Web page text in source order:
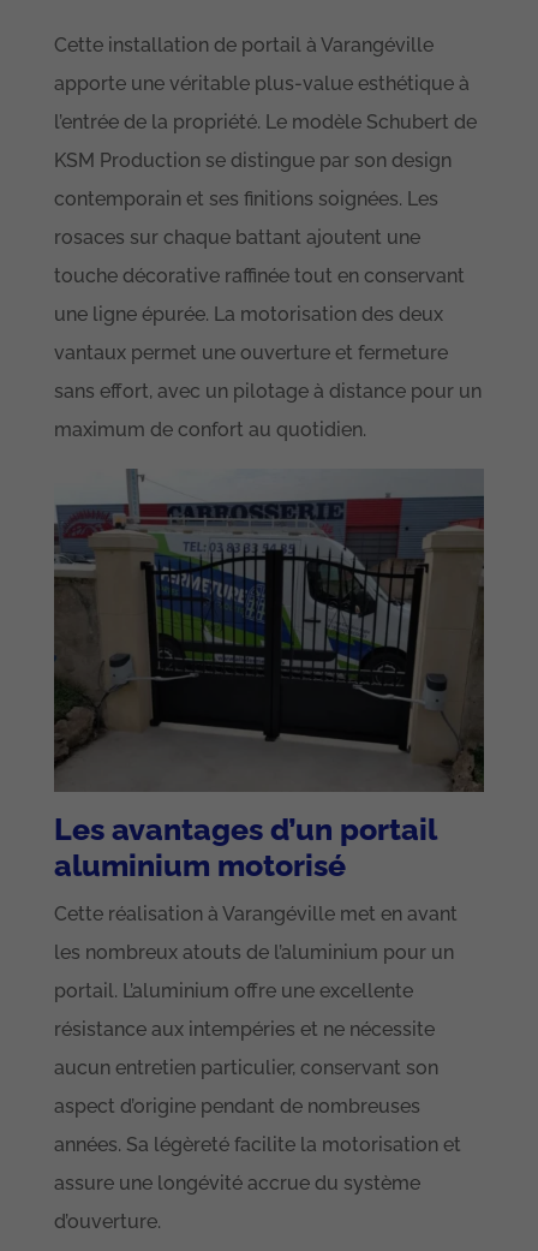
Cette installation de portail à Varangéville
apporte une véritable plus-value esthétique à
l’entrée de la propriété. Le modèle Schubert de
KSM Production se distingue par son design
contemporain et ses finitions soignées. Les
rosaces sur chaque battant ajoutent une
touche décorative raffinée tout en conservant
une ligne épurée. La motorisation des deux
vantaux permet une ouverture et fermeture
sans effort, avec un pilotage à distance pour un
maximum de confort au quotidien.
Les avantages d’un portail
aluminium motorisé
Cette réalisation à Varangéville met en avant
les nombreux atouts de l’aluminium pour un
portail. L’aluminium offre une excellente
résistance aux intempéries et ne nécessite
aucun entretien particulier, conservant son
aspect d’origine pendant de nombreuses
années. Sa légèreté facilite la motorisation et
assure une longévité accrue du système
d’ouverture.